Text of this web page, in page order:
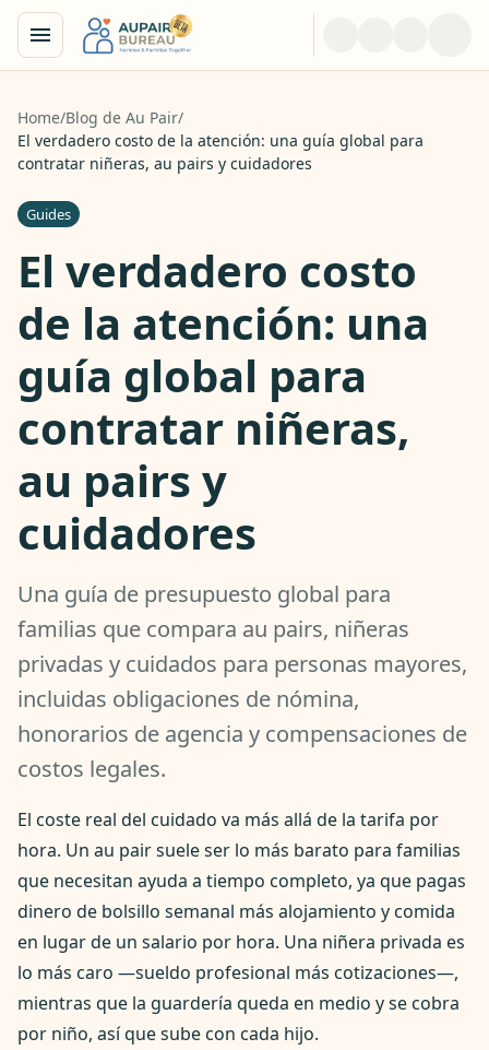
Home/Blog de Au Pair/
El verdadero costo de la atención: una guía global para
contratar niñeras, au pairs y cuidadores
Guides
El verdadero costo
de la atención: una
guía global para
contratar niñeras,
au pairs y
cuidadores
Una guía de presupuesto global para
familias que compara au pairs, niñeras
privadas y cuidados para personas mayores,
incluidas obligaciones de nómina,
honorarios de agencia y compensaciones de
costos legales.
El coste real del cuidado va más allá de la tarifa por
hora. Un au pair suele ser lo más barato para familias
que necesitan ayuda a tiempo completo, ya que pagas
dinero de bolsillo semanal más alojamiento y comida
en lugar de un salario por hora. Una niñera privada es
lo más caro —sueldo profesional más cotizaciones—,
mientras que la guardería queda en medio y se cobra
por niño, así que sube con cada hijo.